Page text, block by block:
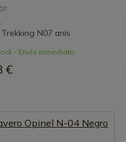
N07 anís
- Envío inmediato
€